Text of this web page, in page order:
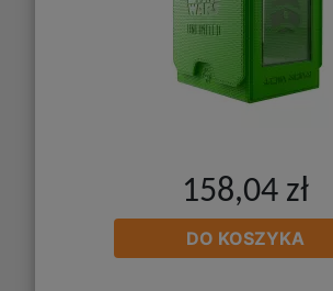
158,04 zł
DO KOSZYKA